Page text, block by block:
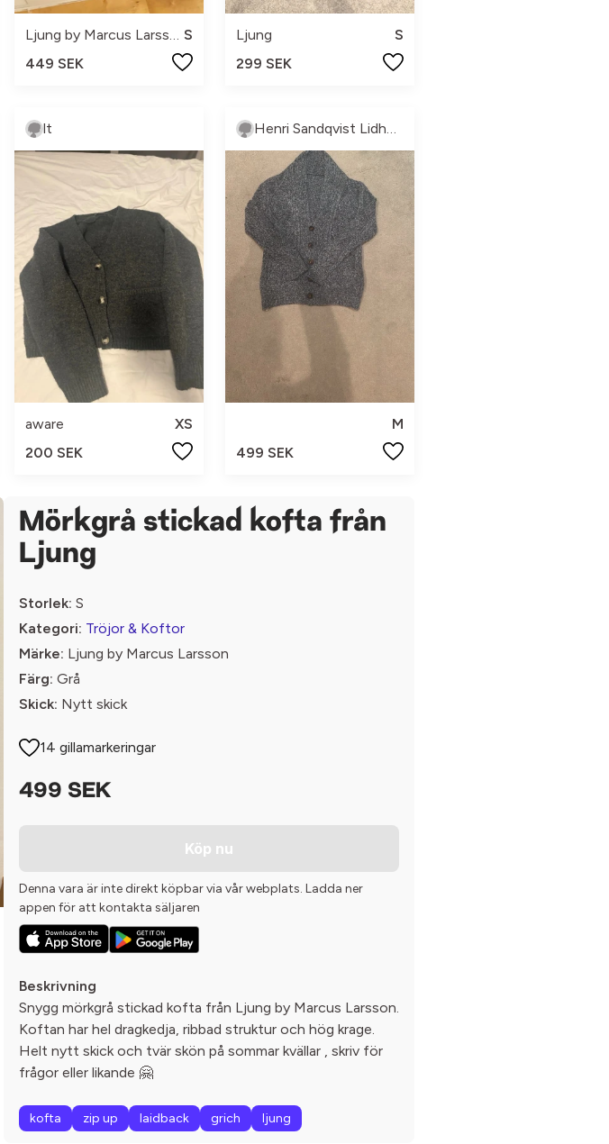
Ljung by Marcus Larsson
449 SEK
Ljung
S
299 SEK
lt
aware
XS
200 SEK
Henri Sandqvist Lidholm
M
499 SEK
Mörkgrå stickad kofta från
Ljung
Storlek: S
Kategori: Tröjor & Koftor
Märke: Ljung by Marcus Larsson
Färg: Grå
Skick: Nytt skick
14 gillamarkeringar
499 SEK
Köp nu
Denna vara är inte direkt köpbar via vår webplats. Ladda ner
appen för att kontakta säljaren
Beskrivning
Snygg mörkgrå stickad kofta från Ljung by Marcus Larsson.
Koftan har hel dragkedja, ribbad struktur och hög krage.
Helt nytt skick och tvär skön på sommar kvällar , skriv för
frågor eller likande 🤗
kofta zip up laidback grich ljung